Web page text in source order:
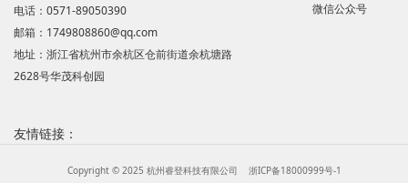
电话：0571-89050390
邮箱：1749808860@qq.com
地址：浙江省杭州市余杭区仓前街道余杭塘路
2628号华茂科创园
微信公众号
友情链接：
Copyright © 2025 杭州睿登科技有限公司 浙ICP备18000999号-1